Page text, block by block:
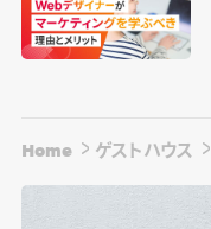
Home ゲストハウス